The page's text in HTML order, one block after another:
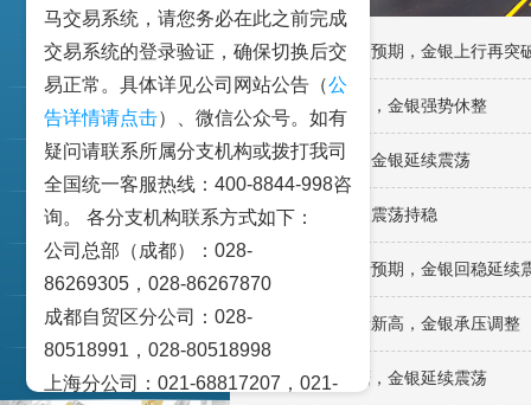
工业品
农业品
金融期货和衍生品
交易策论
产业研究
实盘点睛
宏观金融数据图解
·美零售销售不及预期，金银上行再突
·消息面刺激不足，金银强势休整
·美元继续回落，金银延续震荡
·美元走弱，金银震荡持稳
·美非农就业低于预期，金银回稳延续
·美ADP就业阶段新高，金银承压调整
·美会议纪要偏鹰，金银延续震荡
马交易系统，请您务必在此之前完成
交易系统的登录验证，确保切换后交
易正常。具体详见公司网站公告（公
告详情请点击）、微信公众号。如有
疑问请联系所属分支机构或拨打我司
全国统一客服热线：400-8844-998咨
询。 各分支机构联系方式如下：
公司总部（成都）：028-
86269305，028-86267870
成都自贸区分公司：028-
80518991，028-80518998
上海分公司：021-68817207，021-